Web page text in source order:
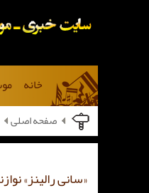
خانه
صفحه اصلی
«سانی رالینز»